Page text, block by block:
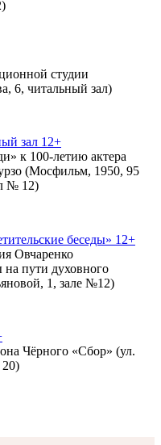
студии
6, читальный зал)
зал 12+
к 100-летию актера
(Мосфильм, 1950, 95
№ 12)
беседы» 12+
Овчаренко
на пути духовного
1, зале №12)
Чёрного «Сбор» (ул.